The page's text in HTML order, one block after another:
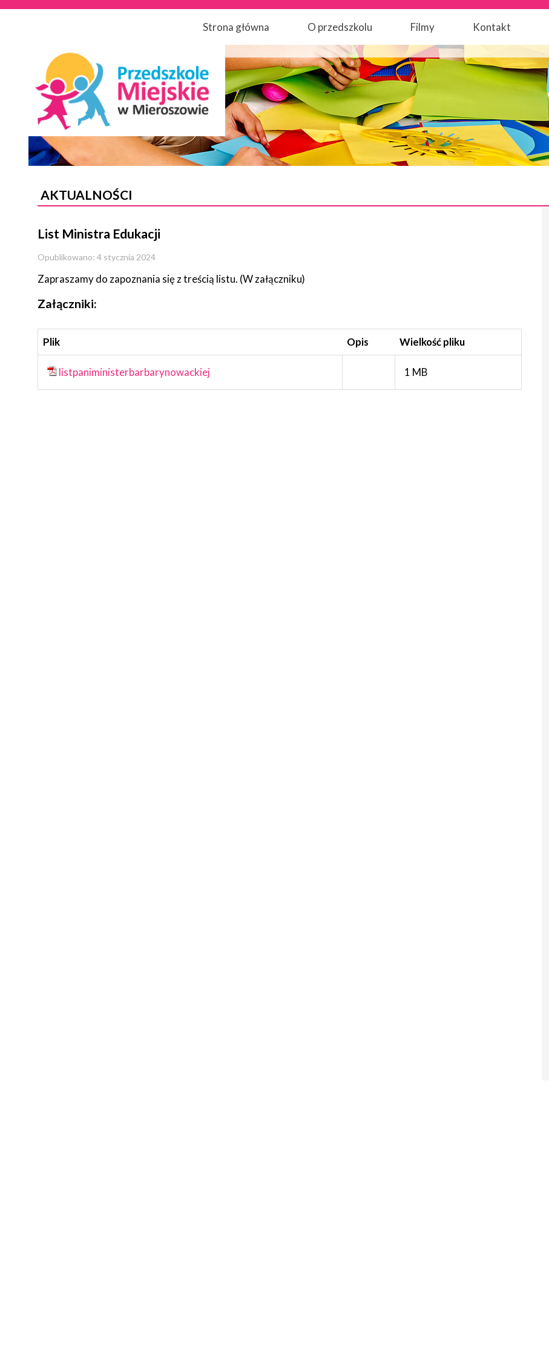
Strona główna O przedszkolu Filmy Kontakt
AKTUALNOŚCI
List Ministra Edukacji
Opublikowano: 4 stycznia 2024
Zapraszamy do zapoznania się z treścią listu. (W załączniku)
Załączniki:
Plik Opis Wielkość pliku
listpaniministerbarbarynowackiej 1 MB